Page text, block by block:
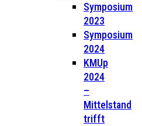
Symposium
2023
Symposium
2024
KMUp
2024
–
Mittelstand
trifft